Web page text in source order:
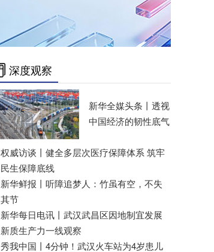
深度观察
新华全媒头条丨 透视
中国经济的韧性底气
权威访谈丨健全多层次医疗保障体系 筑牢
民生保障底线
新华鲜报丨听障追梦人：竹虽有空，不失
其节
新华每日电讯丨 武汉武昌区因地制宜发展
新质生产力一线观察
秀我中国丨 4分钟！武汉火车站为4岁患儿